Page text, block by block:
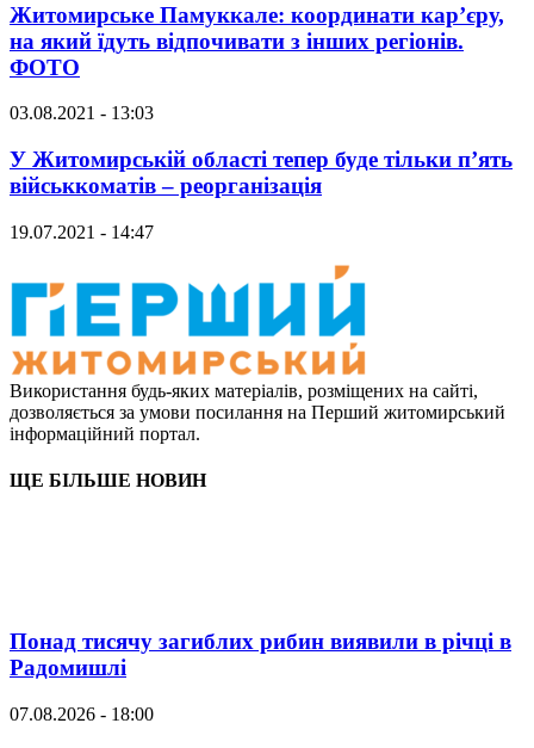
Житомирське Памуккале: координати кар’єру,
на який їдуть відпочивати з інших регіонів.
ФОТО
03.08.2021 - 13:03
У Житомирській області тепер буде тільки п’ять
військкоматів – реорганізація
19.07.2021 - 14:47
Використання будь-яких матеріалів, розміщених на сайті,
дозволяється за умови посилання на Перший житомирський
інформаційний портал.
ЩЕ БІЛЬШЕ НОВИН
Понад тисячу загиблих рибин виявили в річці в
Радомишлі
07.08.2026 - 18:00